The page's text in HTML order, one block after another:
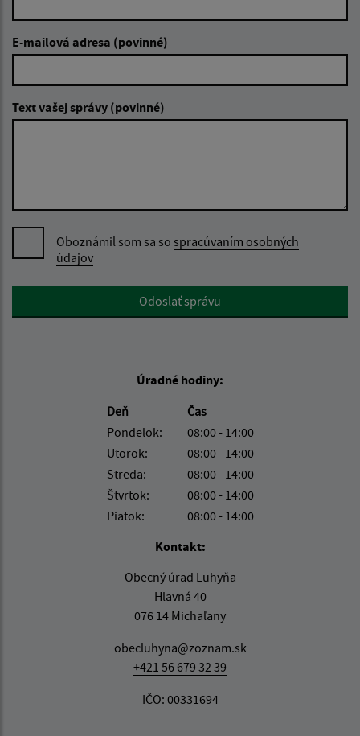
E-mailová adresa (povinné)
Text vašej správy (povinné)
Oboznámil som sa so spracúvaním osobných
údajov
Google reCaptcha ResponseOdoslať správu
Úradné hodiny:
Deň
Čas
Pondelok:
08:00 - 14:00
Utorok:
08:00 - 14:00
Streda:
08:00 - 14:00
Štvrtok:
08:00 - 14:00
Piatok:
08:00 - 14:00
Kontakt:
Obecný úrad Luhyňa
Hlavná 40
076 14 Michaľany
obecluhyna@zoznam.sk
+421 56 679 32 39
IČO: 00331694